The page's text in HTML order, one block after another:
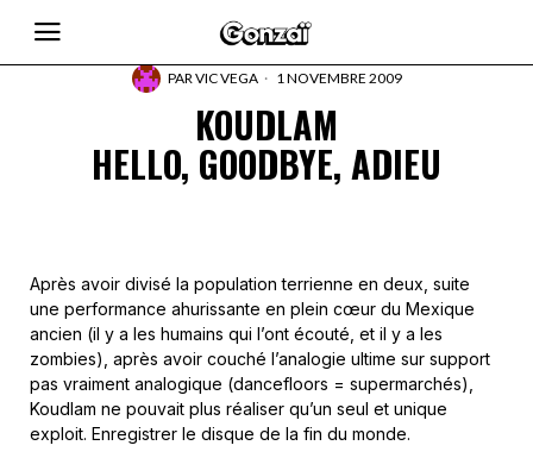
PARVIC VEGA 1 NOVEMBRE 2009
KOUDLAM
HELLO, GOODBYE, ADIEU
Après avoir divisé la population terrienne en deux, suite
une performance ahurissante en plein cœur du Mexique
ancien (il y a les humains qui l’ont écouté, et il y a les
zombies), après avoir couché l’analogie ultime sur support
pas vraiment analogique (dancefloors = supermarchés),
Koudlam ne pouvait plus réaliser qu’un seul et unique
exploit. Enregistrer le disque de la fin du monde.